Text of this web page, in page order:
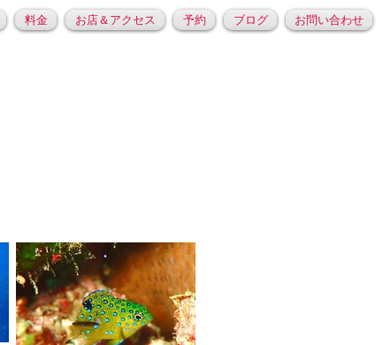
料金 お店＆アクセス 予約 ブログ お問い合わせ